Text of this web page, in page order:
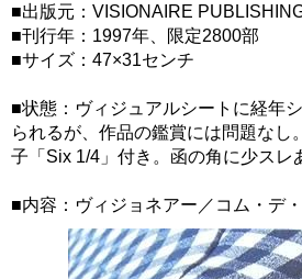
■出版元：VISIONAIRE
■刊行年：1997年、限定2800部
■サイズ：47×31センチ
■状態：ヴィジュアルシートに経年
られるが、作品の鑑賞には問題なし
子「Six 1/4」付き。函の角に少スレ
■内容：ヴィジョネアー／コム・デ